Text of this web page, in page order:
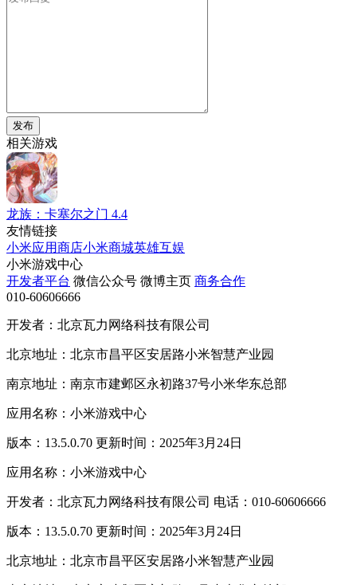
发布
相关游戏
龙族：卡塞尔之门 4.4
友情链接
小米应用商店小米商城英雄互娱
小米游戏中心
开发者平台 微信公众号 微博主页 商务合作
010-60606666
开发者：北京瓦力网络科技有限公司
北京地址：北京市昌平区安居路小米智慧产业园
南京地址：南京市建邺区永初路37号小米华东总部
应用名称：小米游戏中心
版本：13.5.0.70 更新时间：2025年3月24日
应用名称：小米游戏中心
开发者：北京瓦力网络科技有限公司 电话：010-60606666
版本：13.5.0.70 更新时间：2025年3月24日
北京地址：北京市昌平区安居路小米智慧产业园